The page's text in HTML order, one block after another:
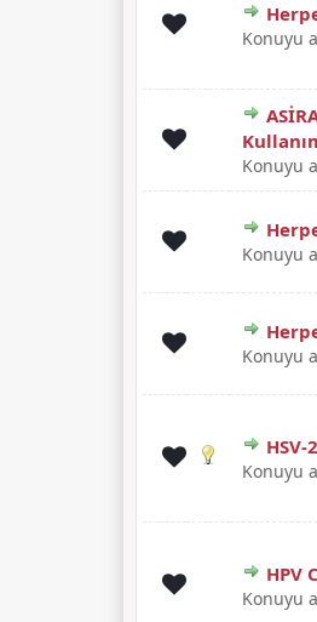
Konuyu
12
Konuyu
Derecelendirme:
12
Konuyu
12
Konuyu
12
Konuyu
1 23
HPV
Konuyu
1 2